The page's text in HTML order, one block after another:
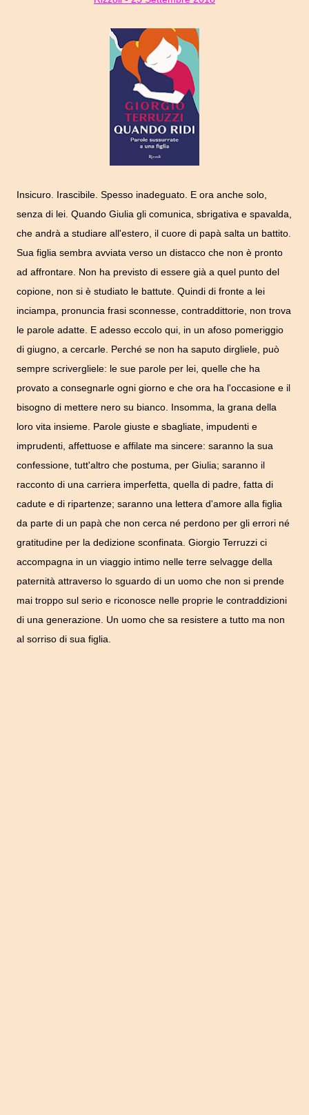
Insicuro. Irascibile. Spesso inadeguato. E ora anche solo,
senza di lei. Quando Giulia gli comunica, sbrigativa e spavalda,
che andrà a studiare all'estero, il cuore di papà salta un battito.
Sua figlia sembra avviata verso un distacco che non è pronto
ad affrontare. Non ha previsto di essere già a quel punto del
copione, non si è studiato le battute. Quindi di fronte a lei
inciampa, pronuncia frasi sconnesse, contraddittorie, non trova
le parole adatte. E adesso eccolo qui, in un afoso pomeriggio
di giugno, a cercarle. Perché se non ha saputo dirgliele, può
sempre scrivergliele: le sue parole per lei, quelle che ha
provato a consegnarle ogni giorno e che ora ha l'occasione e il
bisogno di mettere nero su bianco. Insomma, la grana della
loro vita insieme. Parole giuste e sbagliate, impudenti e
imprudenti, affettuose e affilate ma sincere: saranno la sua
confessione, tutt'altro che postuma, per Giulia; saranno il
racconto di una carriera imperfetta, quella di padre, fatta di
cadute e di ripartenze; saranno una lettera d'amore alla figlia
da parte di un papà che non cerca né perdono per gli errori né
gratitudine per la dedizione sconfinata. Giorgio Terruzzi ci
accompagna in un viaggio intimo nelle terre selvagge della
paternità attraverso lo sguardo di un uomo che non si prende
mai troppo sul serio e riconosce nelle proprie le contraddizioni
di una generazione. Un uomo che sa resistere a tutto ma non
al sorriso di sua figlia.